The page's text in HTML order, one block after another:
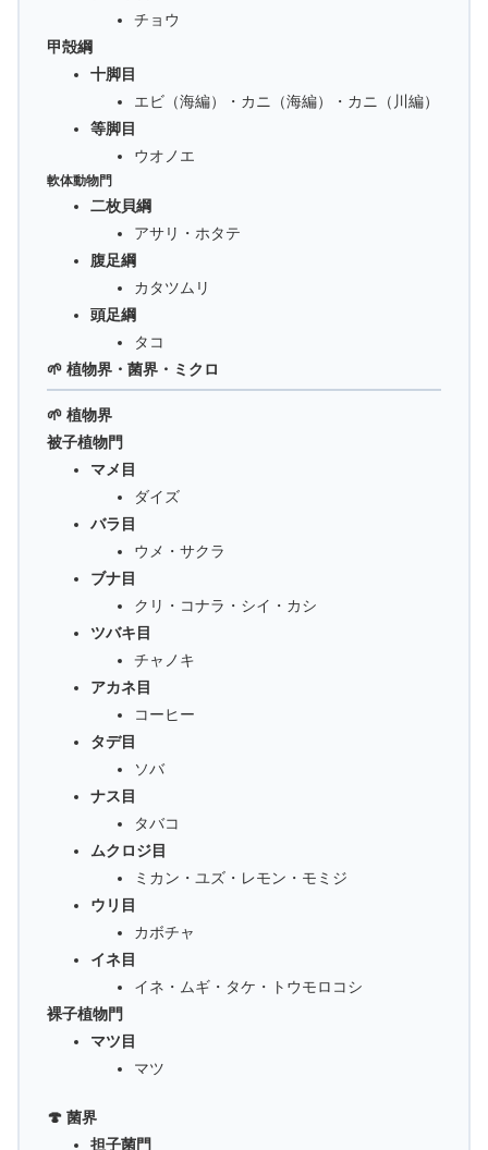
チョウ
甲殻綱
十脚目
エビ（海編）・カニ（海編）・カニ（川編）
等脚目
ウオノエ
軟体動物門
二枚貝綱
アサリ・ホタテ
腹足綱
カタツムリ
頭足綱
タコ
🌱 植物界・菌界・ミクロ
🌱 植物界
被子植物門
マメ目
ダイズ
バラ目
ウメ・サクラ
ブナ目
クリ・コナラ・シイ・カシ
ツバキ目
チャノキ
アカネ目
コーヒー
タデ目
ソバ
ナス目
タバコ
ムクロジ目
ミカン・ユズ・レモン・モミジ
ウリ目
カボチャ
イネ目
イネ・ムギ・タケ・トウモロコシ
裸子植物門
マツ目
マツ
🍄 菌界
担子菌門